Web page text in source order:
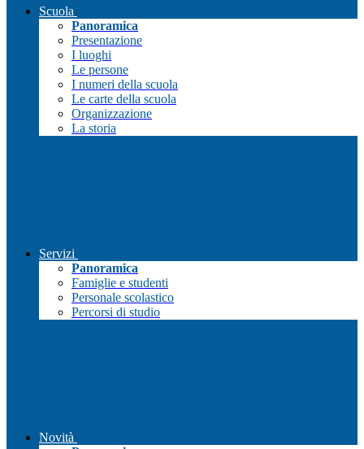
Scuola
Panoramica
Presentazione
I luoghi
Le persone
I numeri della scuola
Le carte della scuola
Organizzazione
La storia
Servizi
Panoramica
Famiglie e studenti
Personale scolastico
Percorsi di studio
Novità